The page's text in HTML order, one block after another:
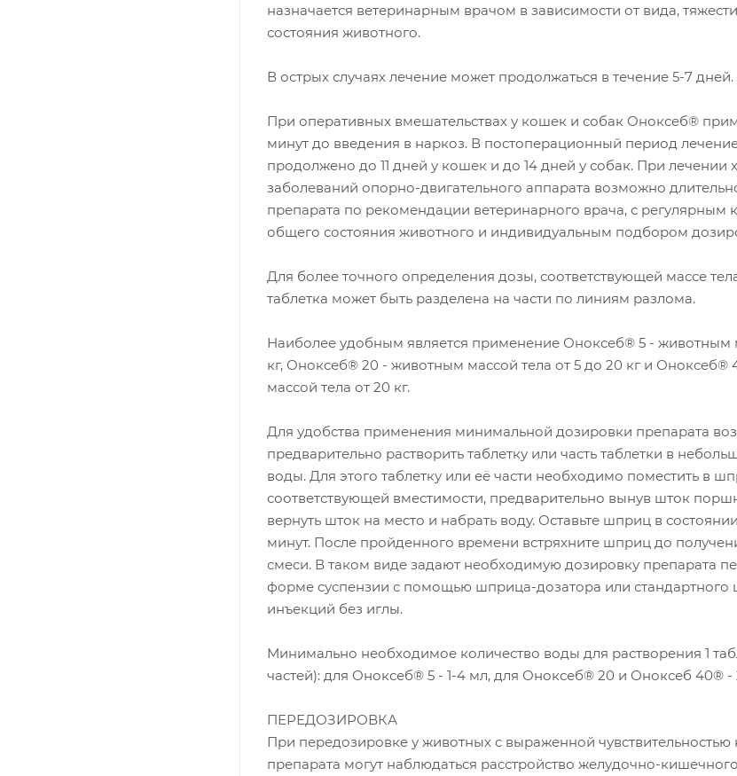
назначается ветеринарным врачом в зависимости от вида,
состояния животного.
В острых случаях лечение может продолжаться в течение 5-7 дней.
При оперативных вмешательствах у кошек и собак Оноксеб®
минут до введения в наркоз. В постоперационный период
продолжено до 11 дней у кошек и до 14 дней у собак. При лечении
заболеваний опорно-двигательного аппарата возможно
препарата по рекомендации ветеринарного врача, с регулярным
общего состояния животного и индивидуальным подбором
Для более точного определения дозы, соответствующей массе
таблетка может быть разделена на части по линиям разлома.
Наиболее удобным является применение Оноксеб® 5 - животным
кг, Оноксеб® 20 - животным массой тела от 5 до 20 кг и
массой тела от 20 кг.
Для удобства применения минимальной дозировки препарата
предварительно растворить таблетку или часть таблетки в
воды. Для этого таблетку или её части необходимо поместить в
соответствующей вместимости, предварительно вынув шток
вернуть шток на место и набрать воду. Оставьте шприц в
минут. После пройденного времени встряхните шприц до
смеси. В таком виде задают необходимую дозировку препарата
форме суспензии с помощью шприца-дозатора или стандартного
инъекций без иглы.
Минимально необходимое количество воды для растворения 1
частей): для Оноксеб® 5 - 1-4 мл, для Оноксеб® 20 и Оноксеб 40® -
ПЕРЕДОЗИРОВКА
При передозировке у животных с выраженной
препарата могут наблюдаться расстройство желудочно-